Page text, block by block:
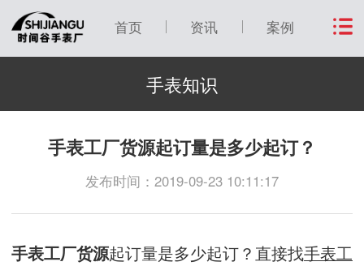
首页 资讯 案例
手表知识
手表工厂货源起订量是多少起订？
发布时间：2019-09-23 10:11:17
手表工厂货源起订量是多少起订？直接找手表工